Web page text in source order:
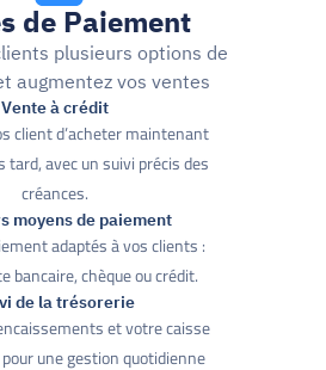
de Paiement
plusieurs options de
augmentez vos ventes
Vente à crédit
client d’acheter maintenant
tard, avec un suivi précis des
créances.
moyens de paiement
adaptés à vos clients :
bancaire, chèque ou crédit.
de la trésorerie
et votre caisse
une gestion quotidienne